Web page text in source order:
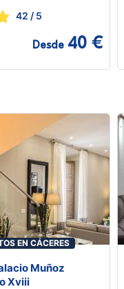
42 / 5
Desde 40 €
EN CÁCERES
Muñoz
Xviii